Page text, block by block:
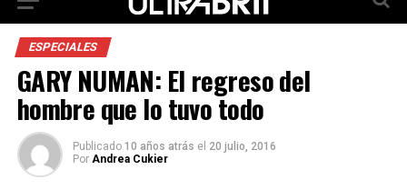
ESPECIALES
GARY NUMAN: El regreso del
hombre que lo tuvo todo
Publicado 10 años atrás el 20 julio, 2016
Por Andrea Cukier